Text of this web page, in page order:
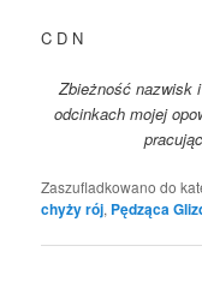
C D N
Zbieżność nazwisk
odcinkach mojej
Zaszufladkowano do
chyży rój, Pędząca